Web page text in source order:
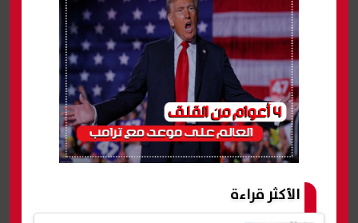
الأكثر قراءة